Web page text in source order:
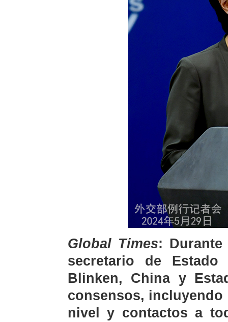
Global Times:
secretario de
Blinken, China y
consensos,
nivel y contactos a